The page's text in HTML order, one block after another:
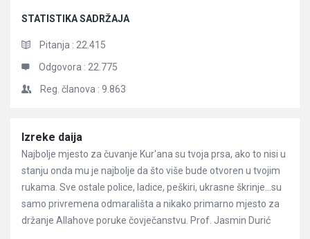
STATISTIKA SADRŽAJA
Pitanja : 22.415
Odgovora : 22.775
Reg. članova : 9.863
Članci
Izreke daija
Najbolje mjesto za čuvanje Kur'ana su tvoja prsa, ako to nisi u
stanju onda mu je najbolje da što više bude otvoren u tvojim
rukama. Sve ostale police, ladice, peškiri, ukrasne škrinje…su
samo privremena odmarališta a nikako primarno mjesto za
držanje Allahove poruke čovječanstvu. Prof. Jasmin Durić